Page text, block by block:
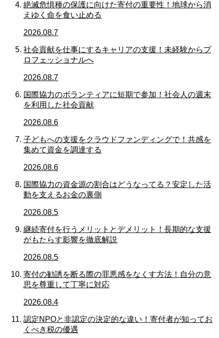
絶滅危惧種の保護に向けた寄付の重要性！地球から消
えゆく命を食い止める
2026.08.7
社会貢献を仕事にするキャリアの支援！未経験からプ
ロフェッショナルへ
2026.08.7
国際協力のボランティアに短期で参加！社会人の週末
を利用した社会貢献
2026.08.6
子どもへの支援をクラウドファンディングで！共感を
集めて資金を調達する
2026.08.6
国際協力の資金源の割合はどうなってる？安定した活
動を支えるお金の裏側
2026.08.5
継続寄付を行うメリットとデメリット！長期的な支援
がもたらす影響を徹底解説
2026.08.5
寄付の勧誘を断る際の罪悪感をなくす方法！自分の意
思を尊重して丁寧に対応
2026.08.4
認定NPOと非認定の決定的な違い！寄付者が知ってお
くべき税の優遇